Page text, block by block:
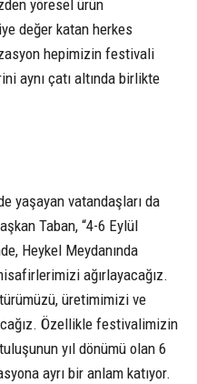
yöresel ürün
değer katan herkes
hepimizin festivali
aynı çatı altında birlikte
yaşayan vatandaşları da
Taban, “4-6 Eylül
Heykel Meydanında
ağırlayacağız.
üretimimizi ve
Özellikle festivalimizin
yıl dönümü olan 6
ayrı bir anlam katıyor.